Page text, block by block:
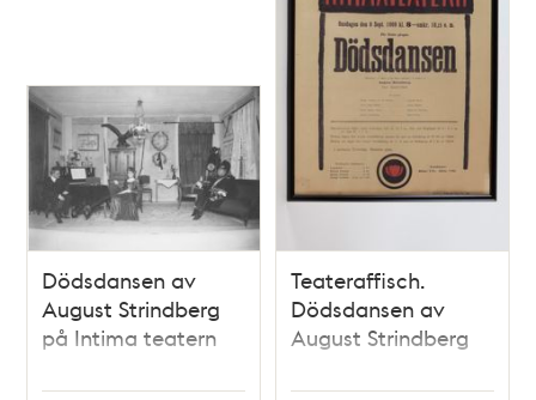
Dödsdansen av
August Strindberg
på Intima teatern
Teateraffisch.
Dödsdansen av
August Strindberg